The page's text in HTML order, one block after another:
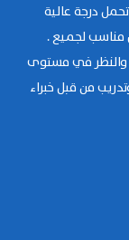
درجة عالية
مناسب لجميع .
والنظر في مستوى
من قبل خبراء